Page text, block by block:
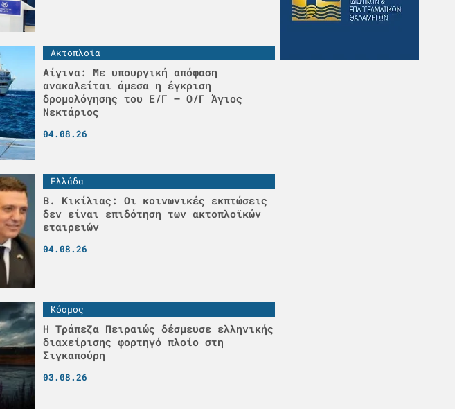
Ακτοπλοϊα
Αίγινα: Με υπουργική απόφαση
ανακαλείται άμεσα η έγκριση
δρομολόγησης του Ε/Γ – Ο/Γ Άγιος
Νεκτάριος
04.08.26
Ελλάδα
Β. Κικίλιας: Οι κοινωνικές εκπτώσεις
δεν είναι επιδότηση των ακτοπλοϊκών
εταιρειών
04.08.26
Κόσμος
Η Τράπεζα Πειραιώς δέσμευσε ελληνικής
διαχείρισης φορτηγό πλοίο στη
Σιγκαπούρη
03.08.26